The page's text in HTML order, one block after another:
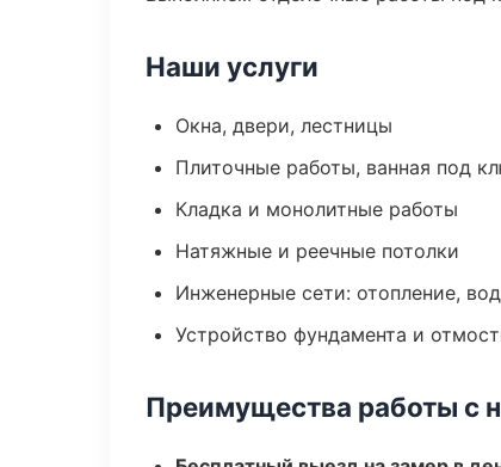
Наши услуги
Окна, двери, лестницы
Плиточные работы, ванная под
Кладка и монолитные работы
Натяжные и реечные потолки
Инженерные сети: отопление,
Устройство фундамента и
Преимущества работы с